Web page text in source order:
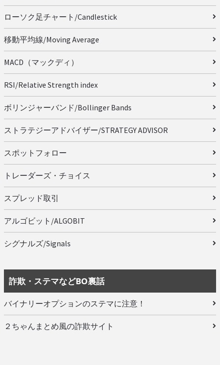
ローソク足チャート/Candlestick
移動平均線/Moving Average
MACD（マックディ）
RSI/Relative Strength index
ボリンジャーバンド/Bollinger Bands
ストラテジーアドバイザー/STRATEGY ADVISOR
スポットフォロー
トレーダーズ・チョイス
スプレッド取引
アルゴビット/ALGOBIT
シグナルズ/Signals
詐欺・ステマなどBO裏話
バイナリーオプションのステマに注意！
２ちゃんまとめ風の詐欺サイト